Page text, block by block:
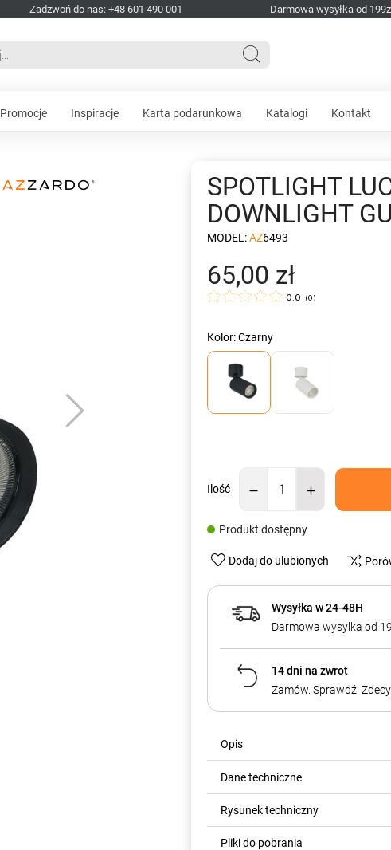
Zadzwoń do nas: +48 601 490 001 Darmowa wysyłka od 199zl
Promocje Inspiracje Karta podarunkowa Katalogi Kontakt
SPOTLIGHT
DOWNLIGHT
MODEL:AZ6493
65,00 zł
0.0 (0)
Kolor: Czarny
Ilość
Produkt dostępny
Dodaj do ulubionych
Wysyłka w 24-48H
Darmowa wysylka od
14 dni na zwrot
Zamów. Sprawdź.
Opis
Dane techniczne
Rysunek techniczny
Pliki do pobrania